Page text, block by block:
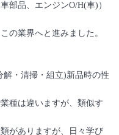
部品、エンジンO/H(車)）
の業界へと進みました。
・清掃・組立)新品時の性
種は違いますが、類似す
がありますが、日々学び